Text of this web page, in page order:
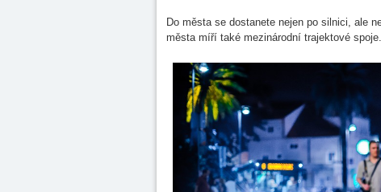
Do města se dostanete nejen po silnici, ale
města míří také mezinárodní trajektové spoje.